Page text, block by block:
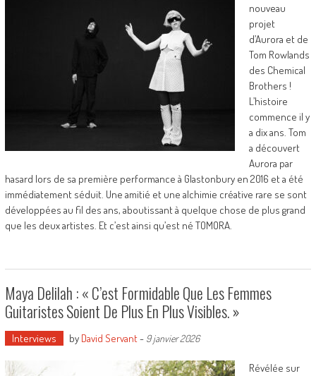
nouveau
projet
d’Aurora et de
Tom Rowlands
des Chemical
Brothers !
L’histoire
commence il y
a dix ans. Tom
a découvert
Aurora par
hasard lors de sa première performance à Glastonbury en 2016 et a été
immédiatement séduit. Une amitié et une alchimie créative rare se sont
développées au fil des ans, aboutissant à quelque chose de plus grand
que les deux artistes. Et c’est ainsi qu’est né TOMORA.
Maya Delilah : « C’est Formidable Que Les Femmes
Guitaristes Soient De Plus En Plus Visibles. »
Interviews by David Servant- 9 janvier 2026
Révélée sur